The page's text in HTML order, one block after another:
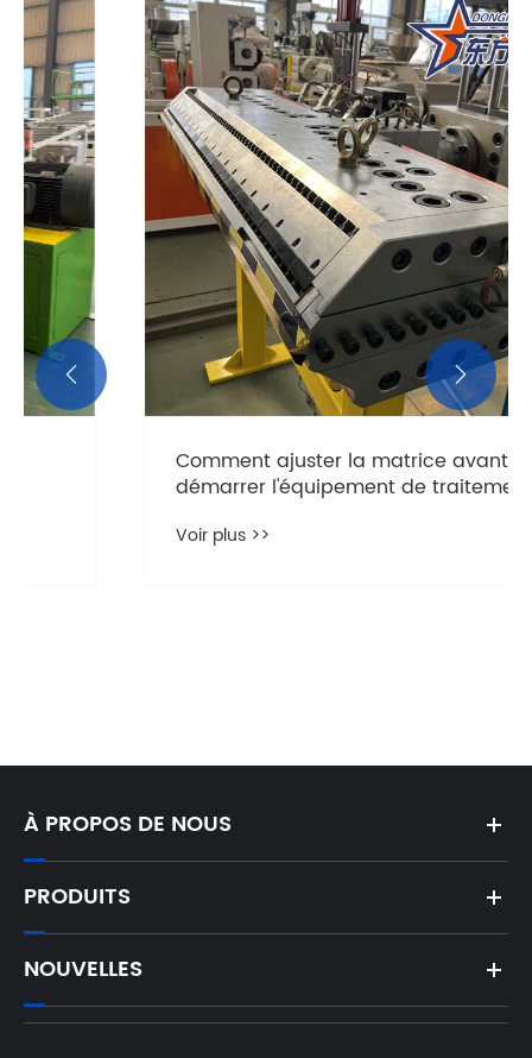
​Comment ajuster la matrice avant de
démarrer l'équipement de traitement
 
À PROPOS DE NOUS
PRODUITS
NOUVELLES